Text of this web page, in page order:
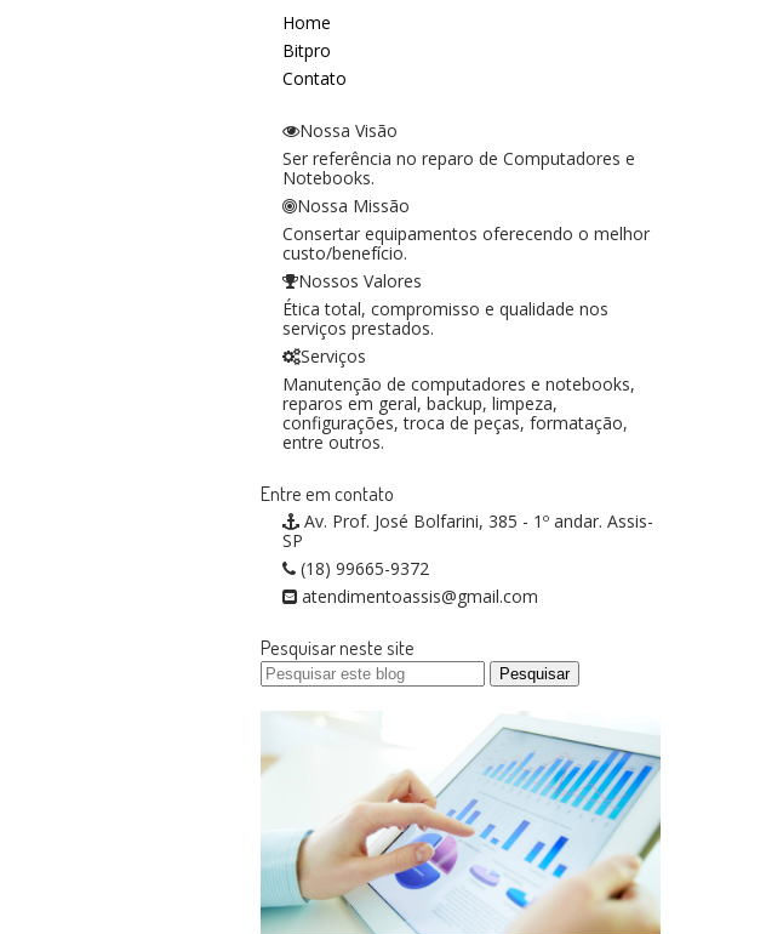
Home
Bitpro
Contato
Nossa Visão
Ser referência no reparo de Computadores e
Notebooks.
Nossa Missão
Consertar equipamentos oferecendo o melhor
custo/benefício.
Nossos Valores
Ética total, compromisso e qualidade nos
serviços prestados.
Serviços
Manutenção de computadores e notebooks,
reparos em geral, backup, limpeza,
configurações, troca de peças, formatação,
entre outros.
Entre em contato
Av. Prof. José Bolfarini, 385 - 1º andar. Assis-
SP
(18) 99665-9372
atendimentoassis@gmail.com
Pesquisar neste site